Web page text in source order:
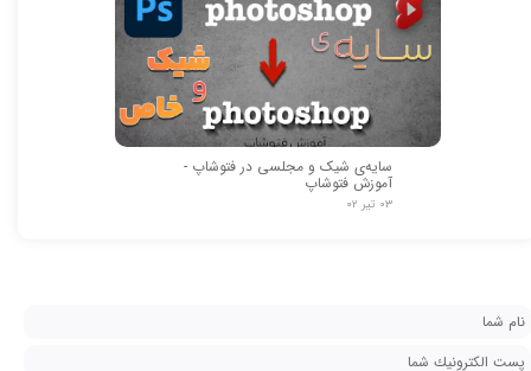
سایه‌ی شیک و مجلسی در فتوشاپ -
آموزش فتوشاپ
۰۳ تیر ۰۲